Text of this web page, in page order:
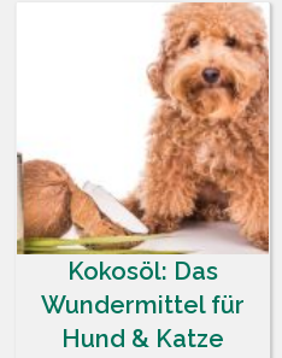
Kokosöl: Das
Wundermittel für
Hund & Katze